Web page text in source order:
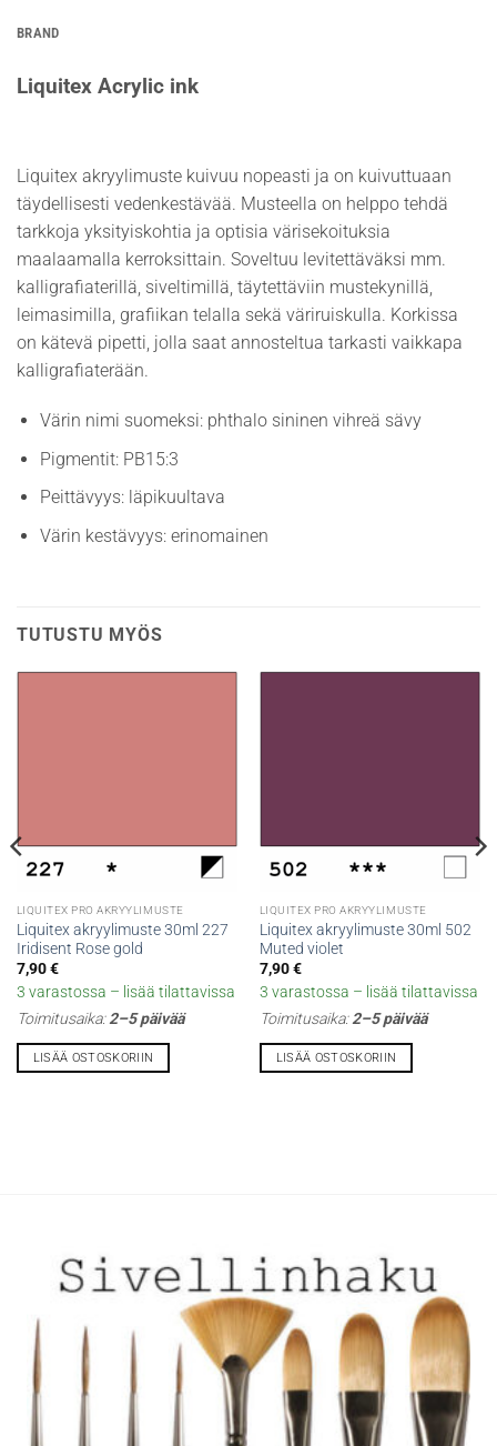
BRAND
Liquitex Acrylic ink
Liquitex akryylimuste kuivuu nopeasti ja on kuivuttuaan
täydellisesti vedenkestävää. Musteella on helppo tehdä
tarkkoja yksityiskohtia ja optisia värisekoituksia
maalaamalla kerroksittain. Soveltuu levitettäväksi mm.
kalligrafiaterillä, siveltimillä, täytettäviin mustekynillä,
leimasimilla, grafiikan telalla sekä väriruiskulla. Korkissa
on kätevä pipetti, jolla saat annosteltua tarkasti vaikkapa
kalligrafiaterään.
Värin nimi suomeksi: phthalo sininen vihreä sävy
Pigmentit: PB15:3
Peittävyys: läpikuultava
Värin kestävyys: erinomainen
TUTUSTU MYÖS
LIQUITEX PRO AKRYYLIMUSTE
Liquitex akryylimuste 30ml 227
Iridisent Rose gold
7,90€
3 varastossa – lisää tilattavissa
Toimitusaika:2–5 päivää
LISÄÄ OSTOSKORIIN
LIQUITEX PRO AKRYYLIMUSTE
Liquitex akryylimuste 30ml 502
Muted violet
7,90€
3 varastossa – lisää tilattavissa
Toimitusaika:2–5 päivää
LISÄÄ OSTOSKORIIN